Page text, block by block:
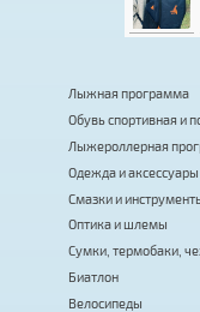
Лыжная программа
Обувь спортивная и
Лыжероллерная
Одежда и аксессуары
Смазки и
Оптика и шлемы
Сумки, термобаки,
Биатлон
Велосипеды